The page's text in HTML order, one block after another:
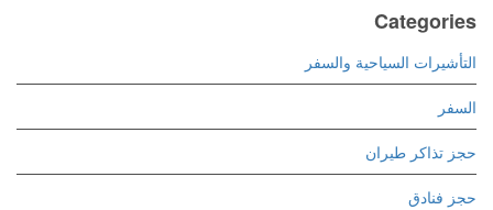
Categories
التأشيرات السياحية والسفر
السفر
حجز تذاكر طيران
حجز فنادق